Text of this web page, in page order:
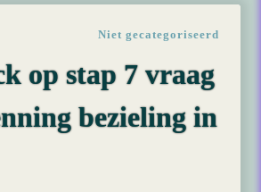
Niet gecategoriseerd
op stap 7 vraag
bezieling in